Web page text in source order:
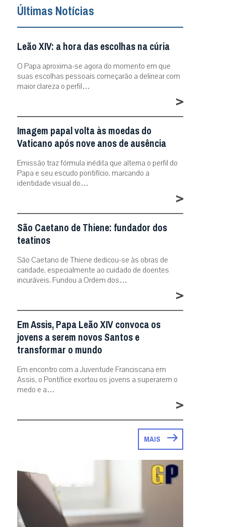
Últimas Notícias
Leão XIV: a hora das escolhas na cúria
O Papa aproxima-se agora do momento em que
suas escolhas pessoais começarão a delinear com
maior clareza o perfil…
>
Imagem papal volta às moedas do
Vaticano após nove anos de ausência
Emissão traz fórmula inédita que alterna o perfil do
Papa e seu escudo pontifício, marcando a
identidade visual do…
>
São Caetano de Thiene: fundador dos
teatinos
São Caetano de Thiene dedicou-se às obras de
caridade, especialmente ao cuidado de doentes
incuráveis. Fundou a Ordem dos…
>
Em Assis, Papa Leão XIV convoca os
jovens a serem novos Santos e
transformar o mundo
Em encontro com a Juventude Franciscana em
Assis, o Pontífice exortou os jovens a superarem o
medo e a…
>
MAIS